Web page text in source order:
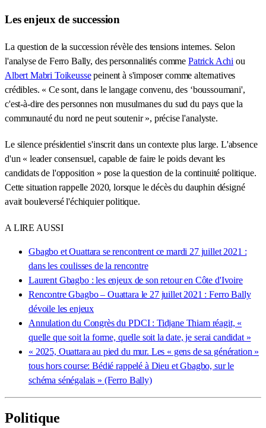
Les enjeux de succession
La question de la succession révèle des tensions internes. Selon
l'analyse de Ferro Bally, des personnalités comme Patrick Achi ou
Albert Mabri Toikeussepeinent à s'imposer comme alternatives
crédibles. « Ce sont, dans le langage convenu, des ‘boussoumani',
c'est-à-dire des personnes non musulmanes du sud du pays que la
communauté du nord ne peut soutenir », précise l'analyste.
Le silence présidentiel s'inscrit dans un contexte plus large. L'absence
d'un « leader consensuel, capable de faire le poids devant les
candidats de l'opposition » pose la question de la continuité politique.
Cette situation rappelle 2020, lorsque le décès du dauphin désigné
avait bouleversé l'échiquier politique.
A LIRE AUSSI
Gbagbo et Ouattara se rencontrent ce mardi 27 juillet 2021 :
dans les coulisses de la rencontre
Laurent Gbagbo : les enjeux de son retour en Côte d'Ivoire
Rencontre Gbagbo – Ouattara le 27 juillet 2021 : Ferro Bally
dévoile les enjeux
Annulation du Congrès du PDCI : Tidjane Thiam réagit, «
quelle que soit la forme, quelle soit la date, je serai candidat »
« 2025, Ouattara au pied du mur. Les « gens de sa génération »
tous hors course: Bédié rappelé à Dieu et Gbagbo, sur le
schéma sénégalais » (Ferro Bally)
Politique